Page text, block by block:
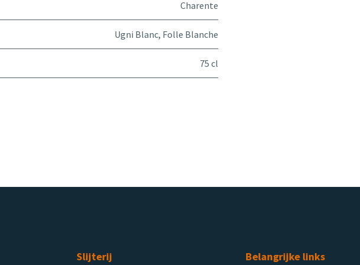
Charente
Ugni Blanc, Folle Blanche
75 cl
Slijterij Belangrijke links